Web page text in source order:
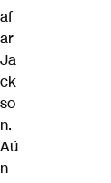
af
ar
Ja
ck
so
n.
Aú
n